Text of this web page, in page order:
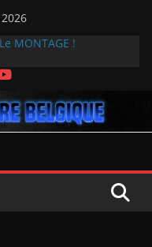
MONTAGE !
: Explorer les
40 ans cette année !